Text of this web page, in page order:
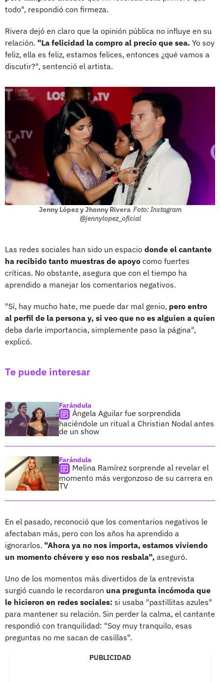
todo", respondió con firmeza.
Rivera dejó en claro que la opinión pública no influye en su
relación. "La felicidad la compro al precio que sea. Yo soy
feliz, ella es feliz, estamos felices, entonces ¿qué vamos a
discutir?", sentenció el artista.
Jenny López y Jhonny Rivera Foto: Instagram
@jennylopez_oficial
Las redes sociales han sido un espacio donde el cantante
ha recibido tanto muestras de apoyo como fuertes
críticas. No obstante, asegura que con el tiempo ha
aprendido a manejar los comentarios negativos.
"Sí, hay mucho hate, me puede dar mal genio, pero entro
al perfil de la persona y, si veo que no es alguien a quien
deba darle importancia, simplemente paso la página",
explicó.
Te puede interesar
Farándula
Ángela Aguilar fue sorprendida
haciéndole un ritual a Christian Nodal antes
de un show
Farándula
Melina Ramírez sorprende al revelar el
momento más vergonzoso de su carrera en
TV
En el pasado, reconoció que los comentarios negativos le
afectaban más, pero con los años ha aprendido a
ignorarlos. "Ahora ya no nos importa, estamos viviendo
un momento chévere y eso nos resbala", aseguró.
Uno de los momentos más divertidos de la entrevista
surgió cuando le recordaron una pregunta incómoda que
le hicieron en redes sociales: si usaba "pastillitas azules"
para mantener su relación. Sin perder la calma, el cantante
respondió con tranquilidad: "Soy muy tranquilo, esas
preguntas no me sacan de casillas".
PUBLICIDAD